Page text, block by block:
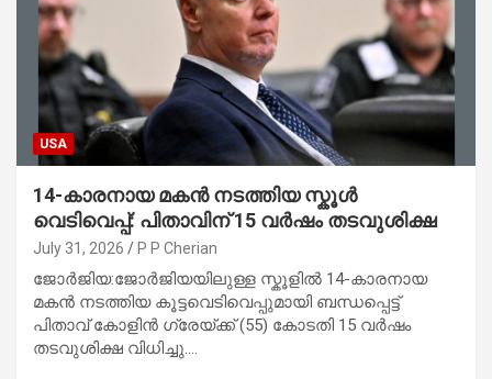
USA
14-കാരനായ മകൻ നടത്തിയ സ്കൂൾ
വെടിവെപ്പ്: പിതാവിന് 15 വർഷം തടവുശിക്ഷ
July 31, 2026 P P Cherian
ജോർജിയ:ജോർജിയയിലുള്ള സ്കൂളിൽ 14-കാരനായ
മകൻ നടത്തിയ കൂട്ടവെടിവെപ്പുമായി ബന്ധപ്പെട്ട്
പിതാവ് കോളിൻ ഗ്രേയ്ക്ക് (55) കോടതി 15 വർഷം
തടവുശിക്ഷ വിധിച്ചു.…